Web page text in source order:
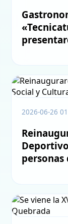
2026-06-26
personas